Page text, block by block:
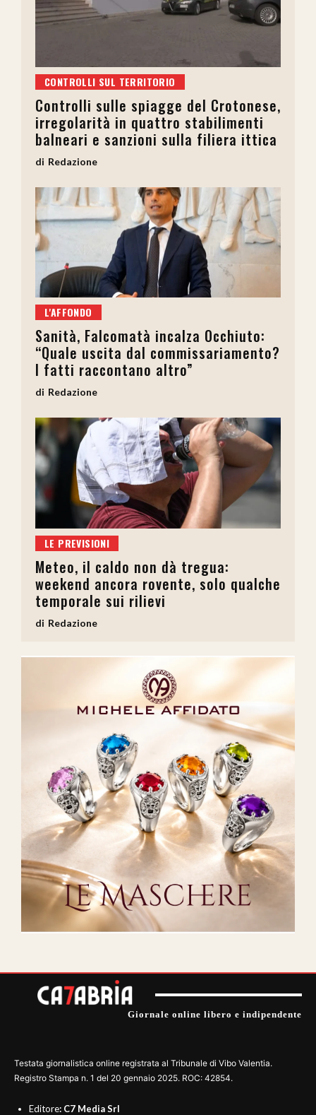
CONTROLLI SUL TERRITORIO
Controlli sulle spiagge del Crotonese,
irregolarità in quattro stabilimenti
balneari e sanzioni sulla filiera ittica
Redazione
L'AFFONDO
Sanità, Falcomatà incalza Occhiuto:
“Quale uscita dal commissariamento?
I fatti raccontano altro”
Redazione
LE PREVISIONI
Meteo, il caldo non dà tregua:
weekend ancora rovente, solo qualche
temporale sui rilievi
Redazione
Giornale online libero e indipendente
Testata giornalistica online registrata al Tribunale di Vibo Valentia.
Registro Stampa n. 1 del 20 gennaio 2025. ROC: 42854.
Editore: C7 Media Srl